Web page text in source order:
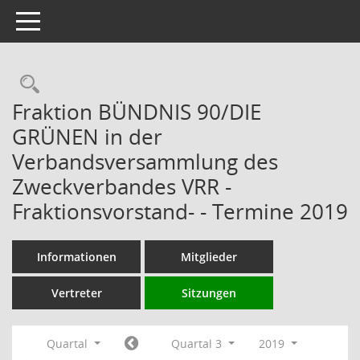
Toggle navigation
Rechercheauswahl
Fraktion BÜNDNIS 90/DIE
GRÜNEN in der
Verbandsversammlung des
Zweckverbandes VRR -
Fraktionsvorstand- - Termine 2019
Informationen Mitglieder
Vertreter Sitzungen
Quartal Quartal 3
2019